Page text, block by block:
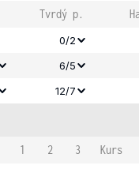
Tvrdý p.
0/2
6/5
12/7
1 2 3
Kurs